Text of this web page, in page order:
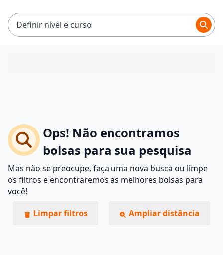
Definir nível e curso
Ops! Não encontramos
bolsas para sua pesquisa
Mas não se preocupe, faça uma nova busca ou limpe
os filtros e encontraremos as melhores bolsas para
você!
Limpar filtros
Ampliar distância